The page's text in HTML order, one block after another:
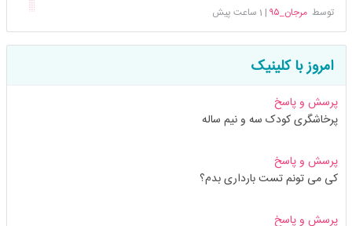
توسطمرجان_۹۵ | 1 ساعت پیش
امروز با کلینیک
پرسش و پاسخ
پرخاشگری کودک سه و نیم ساله
پرسش و پاسخ
کی می تونم تست بارداری بدم؟
پرسش و پاسخ